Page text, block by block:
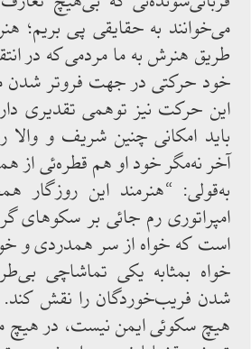
می‌خوانند به ‌حقایقی پی ‌بریم؛
طریق هنرش به‌ ما مردمی که‌ در
خود حرکتی ‌در جهت‌ فروتر شدن‌
این ‌حرکت ‌نیز توهمی ‌تقدیری
باید امکانی چنین شریف و والا
آخر نه‌مگر خود او هم قطره‌ئی از
به‌قولی: “هنرمند این روزگار
امپراتوری رم جائی بر سکوهای
‌است‌ که خواه ‌از سر همدردی و
خواه ‌بمثابه یکی ‌تماشاچی
‌شدن فریب‌خوردگان را نقش‌ کند.
هیچ سکوئی ‌ایمن ‌نیست، در هیچ